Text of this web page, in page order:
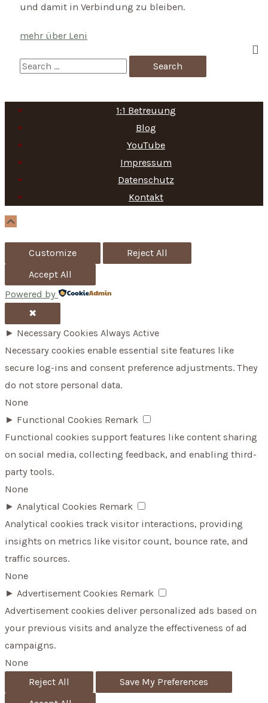
und damit in Verbindung zu bleiben.
mehr über Leni
S
a
h
f
o
1:1 Betreuung
Blog
YouTube
Impressum
Datenschutz
Kontakt
Customize
Reject All
Accept All
Powered by
✖
► Necessary Cookies Always Active
Necessary cookies enable essential site features like
secure log-ins and consent preference adjustments. They
do not store personal data.
None
► Functional Cookies Remark
Functional cookies support features like content sharing
on social media, collecting feedback, and enabling third-
party tools.
None
► Analytical Cookies Remark
Analytical cookies track visitor interactions, providing
insights on metrics like visitor count, bounce rate, and
traffic sources.
None
► Advertisement Cookies Remark
Advertisement cookies deliver personalized ads based on
your previous visits and analyze the effectiveness of ad
campaigns.
None
Reject All
Save My Preferences